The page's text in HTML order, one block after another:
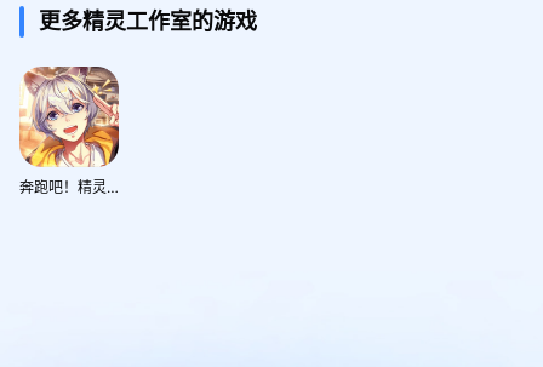
更多精灵工作室的游戏
奔跑吧！精灵！